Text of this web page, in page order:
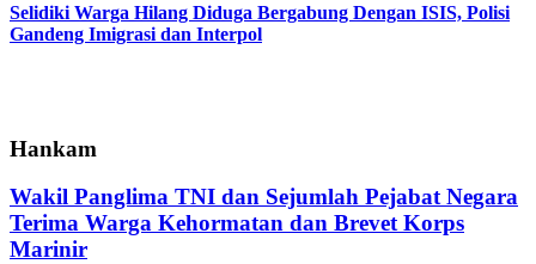
Selidiki Warga Hilang Diduga Bergabung Dengan ISIS, Polisi
Gandeng Imigrasi dan Interpol
Hankam
Wakil Panglima TNI dan Sejumlah Pejabat Negara
Terima Warga Kehormatan dan Brevet Korps
Marinir